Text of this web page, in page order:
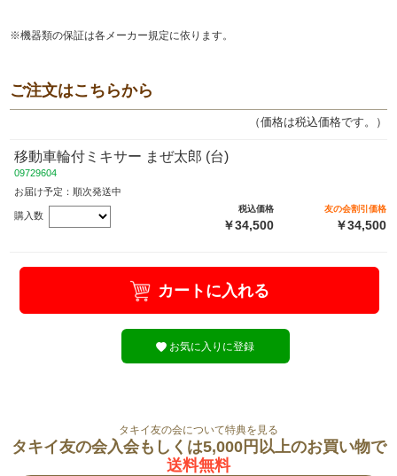
※機器類の保証は各メーカー規定に依ります。
ご注文はこちらから
（価格は税込価格です。）
移動車輪付ミキサー まぜ太郎 (台)
09729604
お届け予定：順次発送中
購入数
税込価格
￥34,500
友の会割引価格
￥34,500
カートに入れる
お気に入りに登録
タキイ友の会について特典を見る
タキイ友の会入会もしくは5,000円以上のお買い物で
送料無料